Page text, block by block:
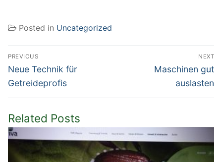
Posted in Uncategorized
Beitragsnavigation
PREVIOUS
Previous
post:
Neue Technik für
Getreideprofis
NEXT
Next
Maschinen gut
auslasten
Related Posts